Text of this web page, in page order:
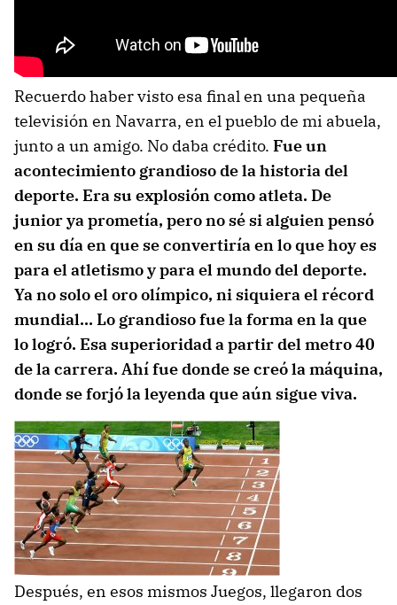
Recuerdo haber visto esa final en una pequeña
televisión en Navarra, en el pueblo de mi abuela,
junto a un amigo. No daba crédito. Fue un
acontecimiento grandioso de la historia del
deporte. Era su explosión como atleta. De
junior ya prometía, pero no sé si alguien pensó
en su día en que se convertiría en lo que hoy es
para el atletismo y para el mundo del deporte.
Ya no solo el oro olímpico, ni siquiera el récord
mundial… Lo grandioso fue la forma en la que
lo logró. Esa superioridad a partir del metro 40
de la carrera. Ahí fue donde se creó la máquina,
donde se forjó la leyenda que aún sigue viva.
Después, en esos mismos Juegos, llegaron dos